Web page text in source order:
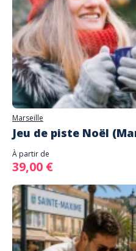
Marseille
Jeu de piste Noël
À partir de
39,00 €